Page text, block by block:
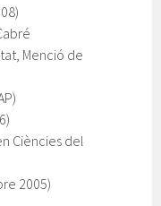
Menció de
Ciències del
2005)